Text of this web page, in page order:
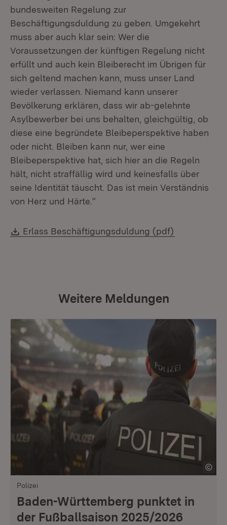
bundesweiten Regelung zur
Beschäftigungsduldung zu geben. Umgekehrt
muss aber auch klar sein: Wer die
Voraussetzungen der künftigen Regelung nicht
erfüllt und auch kein Bleiberecht im Übrigen für
sich geltend machen kann, muss unser Land
wieder verlassen. Niemand kann unserer
Bevölkerung erklären, dass wir ab-gelehnte
Asylbewerber bei uns behalten, gleichgültig, ob
diese eine begründete Bleibeperspektive haben
oder nicht. Bleiben kann nur, wer eine
Bleibeperspektive hat, sich hier an die Regeln
hält, nicht straffällig wird und keinesfalls über
seine Identität täuscht. Das ist mein Verständnis
von Herz und Härte.“
Download:
Erlass Beschäftigungsduldung (pdf)
Weitere Meldungen
Polizei
Baden-Württemberg punktet in
der Fußballsaison 2025/2026